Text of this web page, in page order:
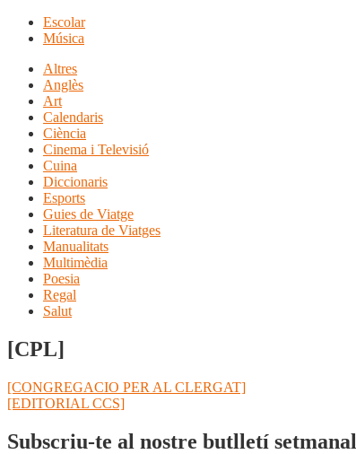
Escolar
Música
Altres
Anglès
Art
Calendaris
Ciència
Cinema i Televisió
Cuina
Diccionaris
Esports
Guies de Viatge
Literatura de Viatges
Manualitats
Multimèdia
Poesia
Regal
Salut
[CPL]
Navegació
d'entrades
Entrada
anterior:
[CONGREGACIO PER AL CLERGAT]
Pròxima
[EDITORIAL CCS]
Subscriu-te al nostre butlletí setmanal